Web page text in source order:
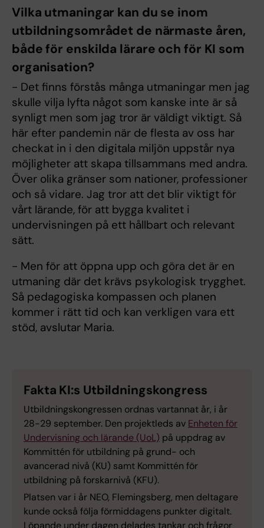
Vilka utmaningar kan du se inom
utbildningsområdet de närmaste åren,
både för enskilda lärare och för KI som
organisation?
- Det finns förstås många utmaningar men jag
skulle vilja lyfta något som kanske inte är så
synligt men som jag tror är väldigt viktigt. Så
här efter pandemin när de flesta av oss har
checkat in i den digitala miljön uppstår nya
möjligheter att skapa tillsammans med andra.
Över olika gränser som nationer, professioner
och så vidare. Jag tror att det blir viktigt för
vårt lärande, för att bygga kvalitet i
undervisningen på ett hållbart och relevant
sätt.
- Men för att öppna upp och göra det är en
utmaning där det krävs psykologisk trygghet.
Så pedagogiska kompassen och planen
kommer i rätt tid och kan verkligen vara ett
stöd, avslutar Maria.
Fakta KI:s Utbildningskongress
Utbildningskongressen ordnas vartannat år, i år
28-29 september. Den projektleds av Enheten för
Undervisning och lärande (UoL) på uppdrag av
Kommittén för utbildning på grund- och
avancerad nivå (KU) samt Kommittén för
utbildning på forskarnivå (KFU).
Platsen var i år NEO, Flemingsberg, men deltagare
kunde också följa förmiddagens punkter digitalt.
Löpande under dagen delades tankar och frågor